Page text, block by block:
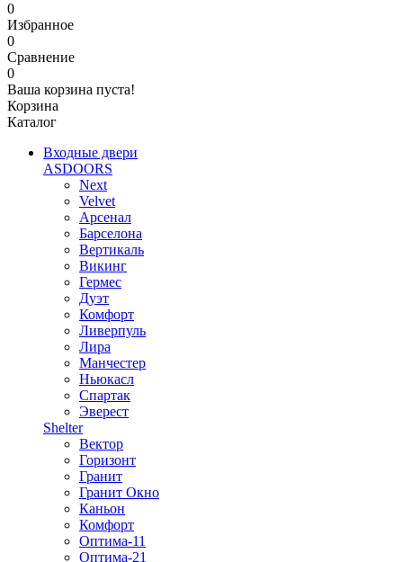
0
Избранное
0
Сравнение
0
Ваша корзина пуста!
Корзина
Каталог
Входные двери
ASDOORS
Next
Velvet
Арсенал
Барселона
Вертикаль
Викинг
Гермес
Дуэт
Комфорт
Ливерпуль
Лира
Манчестер
Ньюкасл
Спартак
Эверест
Shelter
Вектор
Горизонт
Гранит
Гранит Окно
Каньон
Комфорт
Оптима-11
Оптима-21